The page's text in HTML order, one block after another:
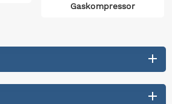
Gaskompressor